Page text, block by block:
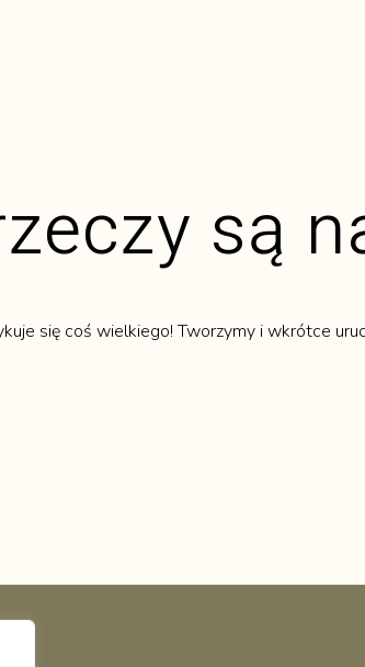
są
się coś wielkiego! Tworzymy i wkrótce